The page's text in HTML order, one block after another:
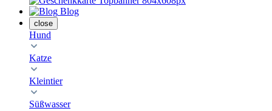
Blog
close
Hund
Katze
Kleintier
Süßwasser